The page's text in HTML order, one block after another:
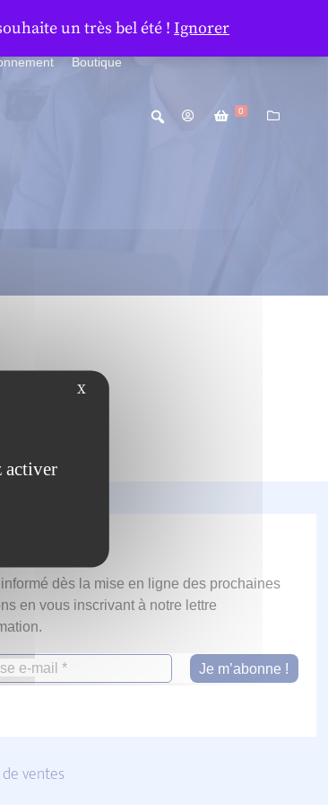
Boutique
0
dès la mise en ligne des prochaines
en vous inscrivant à notre lettre
ventes
un très bel été ! Ignorer
X
activer